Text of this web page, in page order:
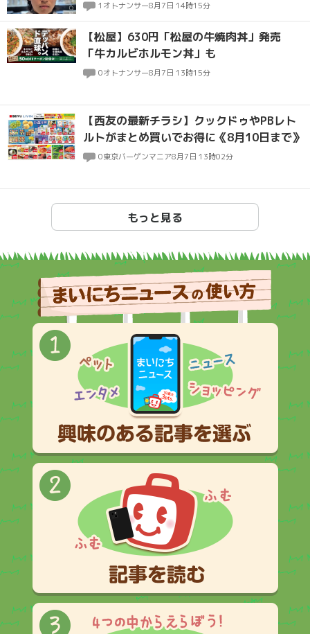
1 オトナンサー8月7日 14時15分
【松屋】630円「松屋の牛焼肉丼」発売
「牛カルビホルモン丼」も
0オトナンサー8月7日 13時15分
【西友の最新チラシ】クックドゥやPBレト
ルトがまとめ買いでお得に《8月10日まで》
0東京バーゲンマニア8月7日 13時02分
もっと見る